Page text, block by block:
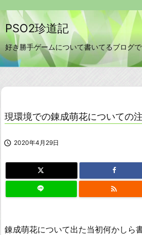
PSO2珍道記
好き勝手ゲームについて書いてるブログで
現環境での錬成萌花についての
 2020年4月29日

錬成萌花について出た当初何かしら